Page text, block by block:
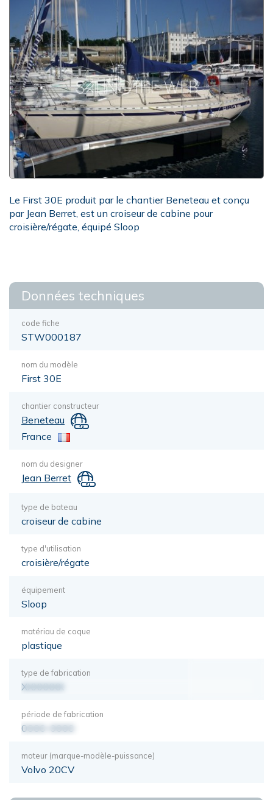
Le First 30E produit par le chantier Beneteau et conçu
par Jean Berret, est un croiseur de cabine pour
croisière/régate, équipé Sloop
Données techniques
code fiche
STW000187
nom du modèle
First 30E
chantier constructeur
Beneteau
France
nom du designer
Jean Berret
type de bateau
croiseur de cabine
type d'utilisation
croisière/régate
équipement
Sloop
matériau de coque
plastique
type de fabrication
XXXXXXX
période de fabrication
0000-0000
moteur (marque-modèle-puissance)
Volvo 20CV